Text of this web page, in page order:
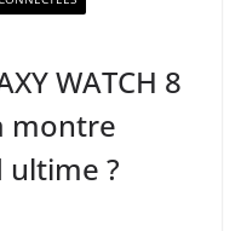
WATCH 8
montre
?